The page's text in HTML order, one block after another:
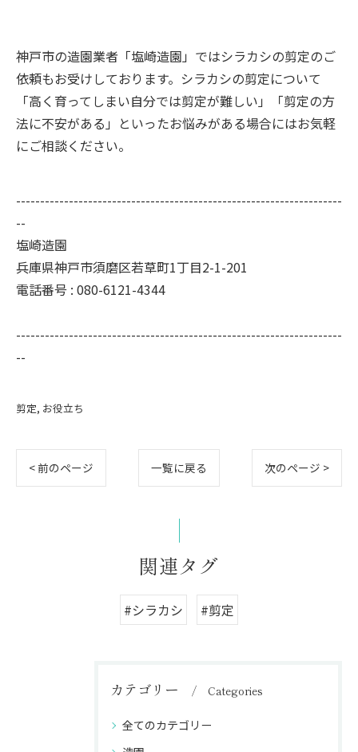
神戸市の造園業者「塩崎造園」ではシラカシの剪定のご
依頼もお受けしております。シラカシの剪定について
「高く育ってしまい自分では剪定が難しい」「剪定の方
法に不安がある」といったお悩みがある場合にはお気軽
にご相談ください。
--------------------------------------------------------------------
--
塩崎造園
兵庫県神戸市須磨区若草町1丁目2-1-201
電話番号 : 080-6121-4344
--------------------------------------------------------------------
--
剪定 お役立ち
< 前のページ 一覧に戻る 次のページ >
関連タグ
#シラカシ #剪定
カテゴリー Categories
全てのカテゴリー